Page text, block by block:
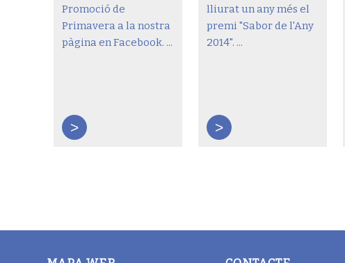
Promoció de
Primavera a la nostra
pàgina en Facebook. ...
>
lliurat un any més el
premi "Sabor de l'Any
2014". ...
>